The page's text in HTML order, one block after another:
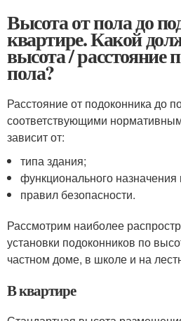
Высота от пола до
квартире. Какой
высота / расстояние
пола?
Расстояние от подоконника до
соответствующими
зависит от:
типа здания;
функционального
правил безопасности.
Рассмотрим наиболее
установки подоконников по
частном доме, в школе и на
В квартире